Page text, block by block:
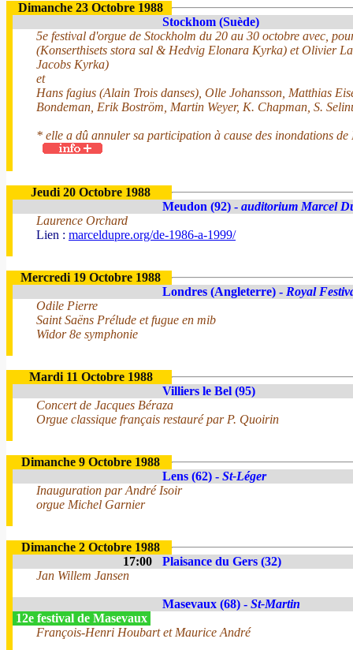
Dimanche 23 Octobre 1988
Stockhom (Suède)
5e festival d'orgue de Stockholm du 20 au 30 octobre avec,
(Konserthisets stora sal & Hedvig Elonara Kyrka) et Olivier
Jacobs Kyrka)
et
Hans fagius (Alain Trois danses), Olle Johansson, Matthias
Bondeman, Erik Boström, Martin Weyer, K. Chapman, S.
* elle a dû annuler sa participation à cause des inondations de
Jeudi 20 Octobre 1988
Meudon (92) - auditorium Marcel
Laurence Orchard
Lien : marceldupre.org/de-1986-a-1999/
Mercredi 19 Octobre 1988
Londres (Angleterre) - Royal
Odile Pierre
Saint Saëns Prélude et fugue en mib
Widor 8e symphonie
Mardi 11 Octobre 1988
Villiers le Bel (95)
Concert de Jacques Béraza
Orgue classique français restauré par P. Quoirin
Dimanche 9 Octobre 1988
Lens (62) - St-Léger
Inauguration par André Isoir
orgue Michel Garnier
Dimanche 2 Octobre 1988
17:00
Plaisance du Gers (32)
Jan Willem Jansen
Masevaux (68) - St-Martin
12e festival de Masevaux
François-Henri Houbart et Maurice André